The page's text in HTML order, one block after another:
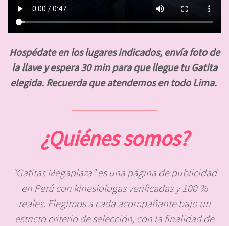
Hospédate en los lugares indicados, envía foto de
la llave y espera 30 min para que llegue tu Gatita
elegida. Recuerda que atendemos en todo Lima.
¿Quiénessomos?
“Gatitas Megaplaza” es una página de publicidad
en Perú con kinesiologas verificadas y 100 %
reales. Elegimos a cada acompañante bajo un
estricto criterio de selección, con la finalidad de